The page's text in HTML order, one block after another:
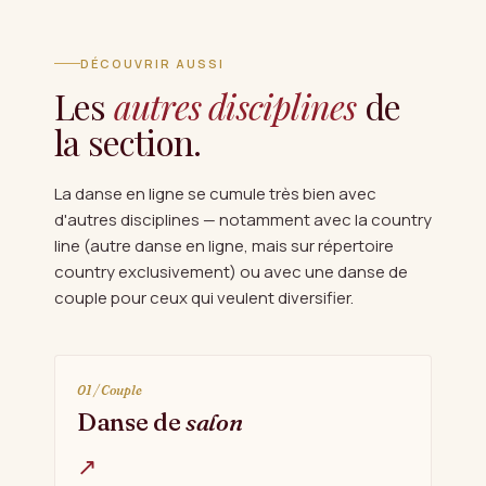
DÉCOUVRIR AUSSI
Les autres disciplinesde
la section.
La danse en ligne se cumule très bien avec
d'autres disciplines — notamment avec la country
line (autre danse en ligne, mais sur répertoire
country exclusivement) ou avec une danse de
couple pour ceux qui veulent diversifier.
01 / Couple
Danse desalon
↗